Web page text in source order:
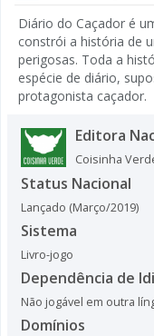
Diário do Caçador é
constrói a história de
perigosas. Toda a
espécie de diário,
protagonista caçador.
Editora
Coisinha
Status Nacional
Lançado (Março/2019)
Sistema
Livro-jogo
Dependência de
Não jogável em outra
Domínios